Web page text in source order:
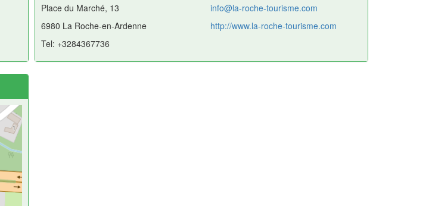
Place du Marché, 13
6980 La Roche-en-Ardenne
Tel: +3284367736
info@la-roche-tourisme.com
http://www.la-roche-tourisme.com